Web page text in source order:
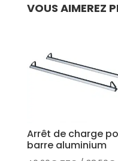
VOUS AIMEREZ
Arrêt de charge
barre aluminium